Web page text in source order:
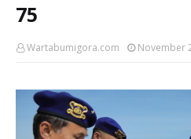
75
Wartabumigora.com November